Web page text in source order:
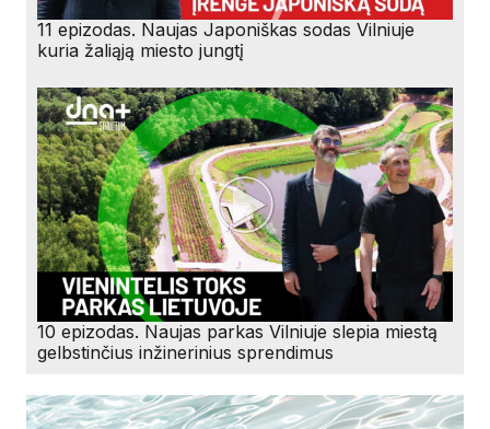
11 epizodas. Naujas Japoniškas sodas Vilniuje
kuria žaliąją miesto jungtį
10 epizodas. Naujas parkas Vilniuje slepia miestą
gelbstinčius inžinerinius sprendimus